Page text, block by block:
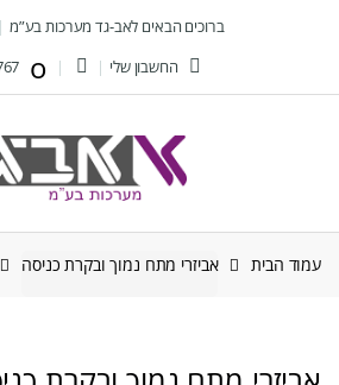
ברוכים הבאים לאב-גד מערכות בע”מ
החשבון שלי
עמוד הבית אביזרי מתח נמוך ובקרת כניסה